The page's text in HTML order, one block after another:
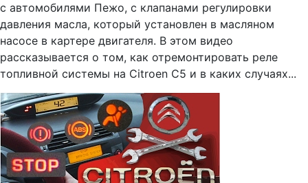
с автомобилями Пежо, с клапанами регулировки
давления масла, который установлен в масляном
насосе в картере двигателя. В этом видео
рассказывается о том, как отремонтировать реле
топливной системы на Citroen C5 и в каких случаях...